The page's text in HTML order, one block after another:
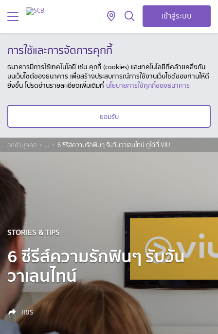
เข้าสู่ระบบ
การใช้และการจัดการคุกกี้
ธนาคารมีการใช้เทคโนโลยี เช่น คุกกี้ (cookies) และเทคโนโลยีที่คล้ายคลึงกัน
บนเว็บไซต์ของธนาคาร เพื่อสร้างประสบการณ์การใช้งานเว็บไซต์ของท่านให้ดี
ยิ่งขึ้น โปรดอ่านรายละเอียดเพิ่มเติมที่ นโยบายการใช้คุกกี้ของธนาคาร
ยอมรับ
ลูกค้าบุคคล ... 6 ซีรีส์ความรักฟินๆ รับวันวาเลนไทน์ ดูได้ที่ VIU
STORIES & TIPS
6 ซีรีส์ความรักฟินๆ รับวัน
วาเลนไทน์
แชร์